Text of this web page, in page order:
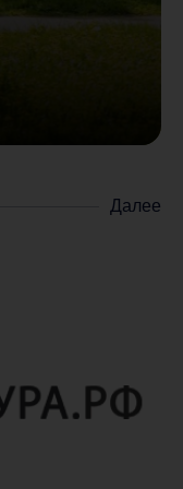
Далее